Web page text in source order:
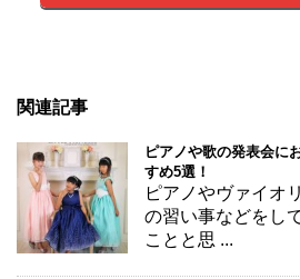
関連記事
ピアノや歌の発表会に
すめ5選！
ピアノやヴァイオ
の習い事などをし
ことと思 ...